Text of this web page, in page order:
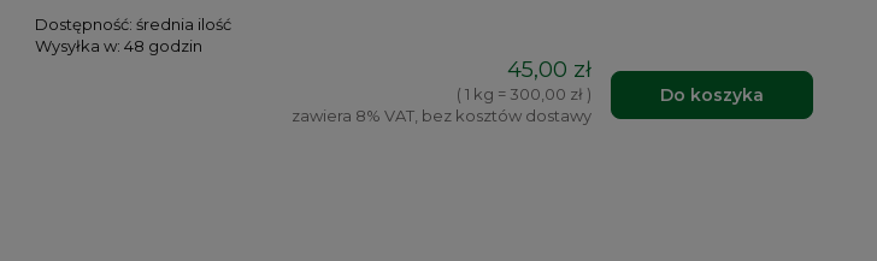
Dostępność: średnia ilość
Wysyłka w: 48 godzin
45,00 zł
( 1 kg = 300,00 zł )
zawiera 8% VAT, bez kosztów dostawy
Do koszyka